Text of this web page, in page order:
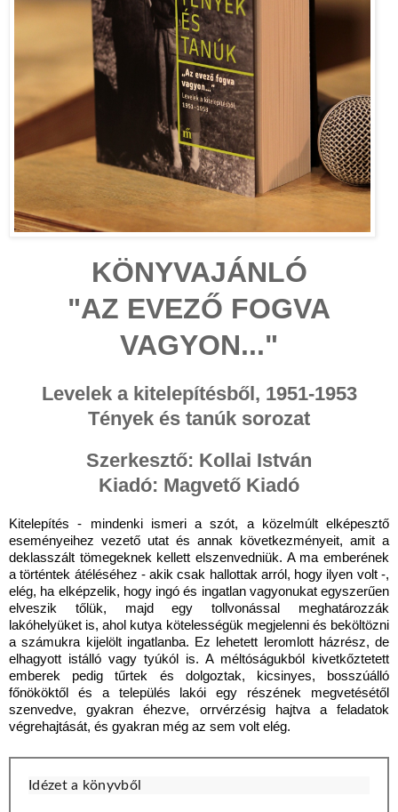
KÖNYVAJÁNLÓ
"AZ EVEZŐ FOGVA
VAGYON..."
Levelek a kitelepítésből, 1951-1953
Tények és tanúk sorozat
Szerkesztő: Kollai István
Kiadó: Magvető Kiadó
Kitelepítés - mindenki ismeri a szót, a közelmúlt elképesztő
eseményeihez vezető utat és annak következményeit, amit a
deklasszált tömegeknek kellett elszenvedniük. A ma emberének
a történtek átéléséhez - akik csak hallottak arról, hogy ilyen volt -,
elég, ha elképzelik, hogy ingó és ingatlan vagyonukat egyszerűen
elveszik tőlük, majd egy tollvonással meghatározzák
lakóhelyüket is, ahol kutya kötelességük megjelenni és beköltözni
a számukra kijelölt ingatlanba. Ez lehetett leromlott házrész, de
elhagyott istálló vagy tyúkól is. A méltóságukból kivetkőztetett
emberek pedig tűrtek és dolgoztak, kicsinyes, bosszúálló
főnököktől és a település lakói egy részének megvetésétől
szenvedve, gyakran éhezve, orrvérzésig hajtva a feladatok
végrehajtását, és gyakran még az sem volt elég.
Idézet a könyvből